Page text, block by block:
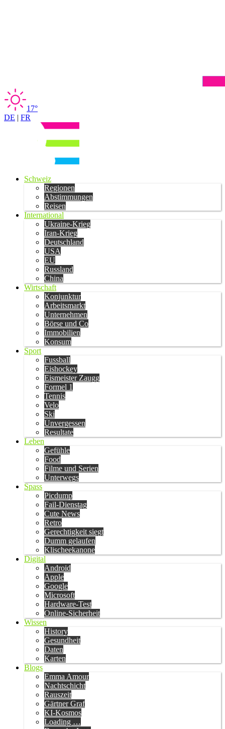
17°
DE | FR
Schweiz
Regionen
Abstimmungen
Reisen
International
Ukraine-Krieg
Iran-Krieg
Deutschland
USA
EU
Russland
China
Wirtschaft
Konjunktur
Arbeitsmarkt
Unternehmen
Börse und Co
Immobilien
Konsum
Sport
Fussball
Eishockey
Eismeister Zaugg
Formel 1
Tennis
Velo
Ski
Unvergessen
Resultate
Leben
Gefühle
Food
Filme und Serien
Unterwegs
Spass
Picdump
Fail-Dienstag
Cute News
Retro
Gerechtigkeit siegt
Dumm gelaufen
Klischeekanone
Digital
Android
Apple
Google
Microsoft
Hardware-Test
Online-Sicherheit
Wissen
History
Gesundheit
Daten
Karten
Blogs
Emma Amour
Nachtschicht
Rauszeit
Gärtner Graf
KI-Kosmos
Loading …